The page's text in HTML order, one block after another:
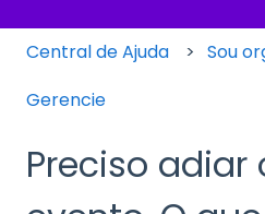
Central de Ajuda
Sou
Gerencie
Preciso adiar